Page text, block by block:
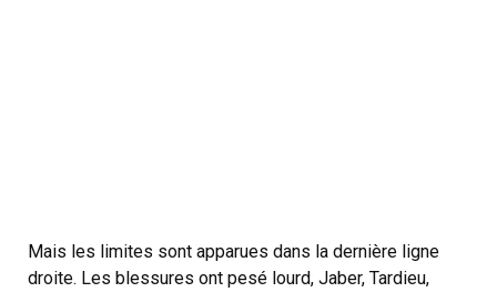
Mais les limites sont apparues dans la dernière ligne
droite. Les blessures ont pesé lourd, Jaber, Tardieu,